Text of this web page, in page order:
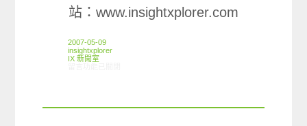
站：www.insightxplorer.com
2007-05-09
insightxplorer
IX 新聞室